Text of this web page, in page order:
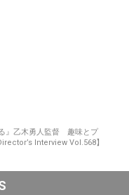
』乙木勇人監督 趣味とプ
Interview Vol.568】